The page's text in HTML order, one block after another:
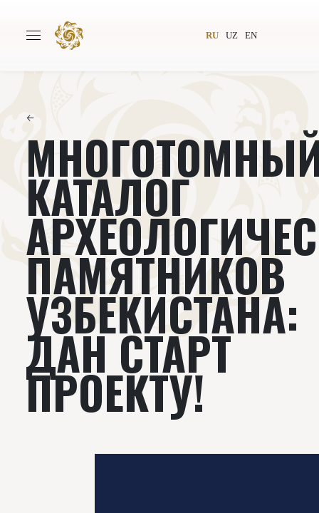
RU UZ EN
Авторы Всемирное общество
Издательство
Проекты Подкасты
Книги Видеолекторий
←
КАТАЛОГ
ПАМЯТНИКОВ
УЗБЕКИСТАНА:
ДАН СТАРТ
ПРОЕКТУ!